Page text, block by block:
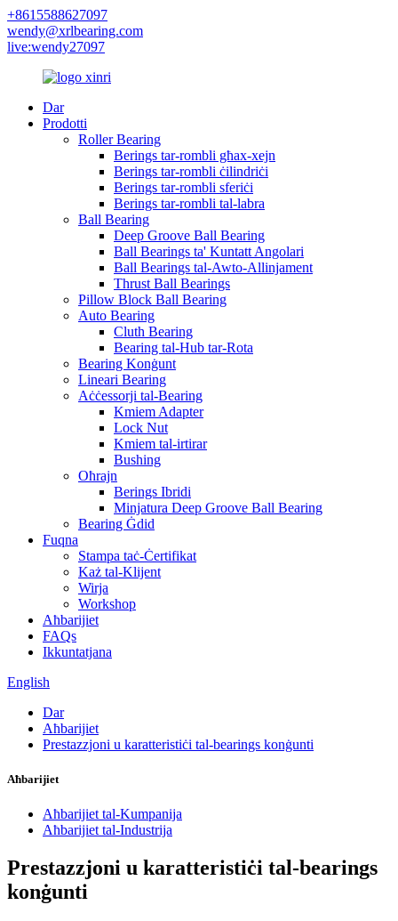
+8615588627097
wendy@xrlbearing.com
live:wendy27097
Dar
Prodotti
Roller Bearing
Berings tar-rombli għax-xejn
Berings tar-rombli ċilindriċi
Berings tar-rombli sferiċi
Berings tar-rombli tal-labra
Ball Bearing
Deep Groove Ball Bearing
Ball Bearings ta' Kuntatt Angolari
Ball Bearings tal-Awto-Allinjament
Thrust Ball Bearings
Pillow Block Ball Bearing
Auto Bearing
Cluth Bearing
Bearing tal-Hub tar-Rota
Bearing Konġunt
Lineari Bearing
Aċċessorji tal-Bearing
Kmiem Adapter
Lock Nut
Kmiem tal-irtirar
Bushing
Oħrajn
Berings Ibridi
Minjatura Deep Groove Ball Bearing
Bearing Ġdid
Fuqna
Stampa taċ-Ċertifikat
Każ tal-Klijent
Wirja
Workshop
Aħbarijiet
FAQs
Ikkuntatjana
English
Dar
Aħbarijiet
Prestazzjoni u karatteristiċi tal-bearings konġunti
Aħbarijiet
Aħbarijiet tal-Kumpanija
Aħbarijiet tal-Industrija
Prestazzjoni u karatteristiċi tal-bearings
konġunti